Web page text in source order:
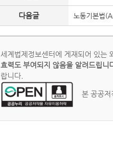
다음글 노동기본법
세계법제정보센터에 게재되어 있는
효력도 부여되지 않음을 알려드립니
랍니다.
본 공공